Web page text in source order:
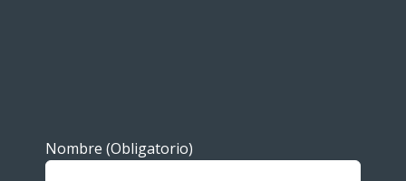
Nombre (Obligatorio)